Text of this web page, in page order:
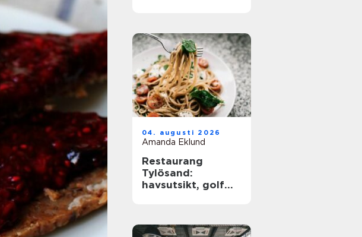
04. augusti 2026
Amanda Eklund
Restaurang
Tylösand:
havsutsikt, golf